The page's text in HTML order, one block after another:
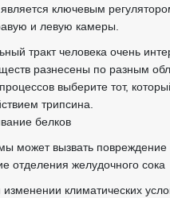
ключевым
и левую камеры.
тракт человека очень
разнесены по разным
выберите тот,
трипсина.
белков
может вызвать повреждение
отделения желудочного сока
климатических